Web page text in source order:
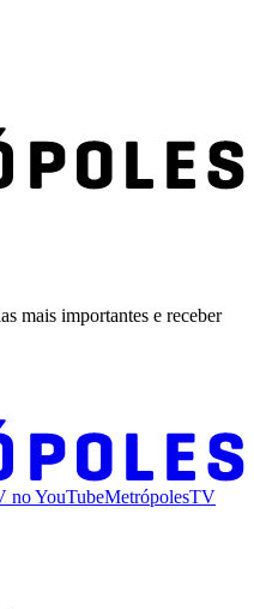
mais importantes e receber
noYouTubeMetrópolesTV